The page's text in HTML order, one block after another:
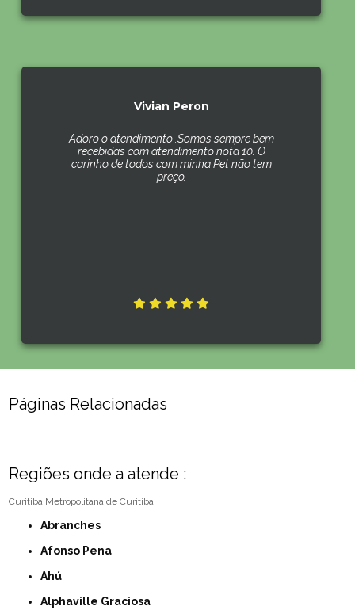
Vivian Peron
Adoro o atendimento .Somos sempre bem
recebidas com atendimento nota 10. O
carinho de todos com minha Pet não tem
preço.
Páginas Relacionadas
Regiões onde a atende :
Curitiba Metropolitana de Curitiba
Abranches
Afonso Pena
Ahú
Alphaville Graciosa